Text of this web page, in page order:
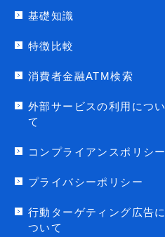
基礎知識
特徴比較
消費者金融ATM検索
外部サービスの利用につい
て
コンプライアンスポリシー
プライバシーポリシー
行動ターゲティング広告に
ついて